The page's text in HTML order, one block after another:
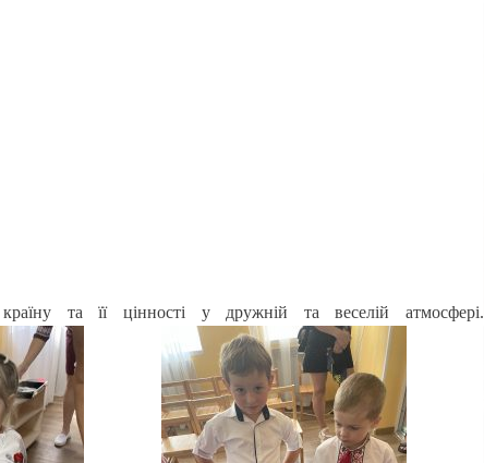
та її цінності у дружній та веселій атмосфері.